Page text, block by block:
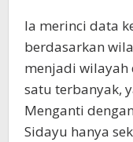
Ia merinci data
berdasarkan
menjadi wilayah
satu terbanyak,
Menganti
Sidayu hanya